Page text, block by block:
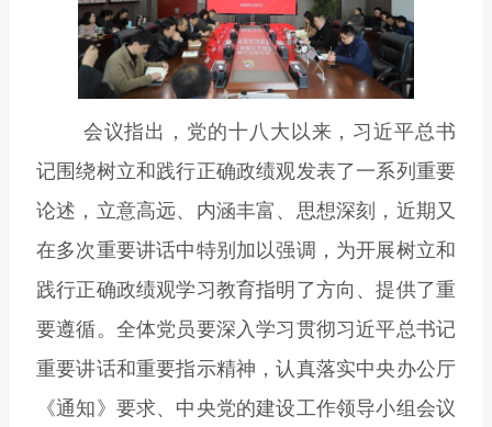
会议指出，党的十八大以来，习近平总书
记围绕树立和践行正确政绩观发表了一系列重要
论述，立意高远、内涵丰富、思想深刻，近期又
在多次重要讲话中特别加以强调，为开展树立和
践行正确政绩观学习教育指明了方向、提供了重
要遵循。全体党员要深入学习贯彻习近平总书记
重要讲话和重要指示精神，认真落实中央办公厅
《通知》要求、中央党的建设工作领导小组会议